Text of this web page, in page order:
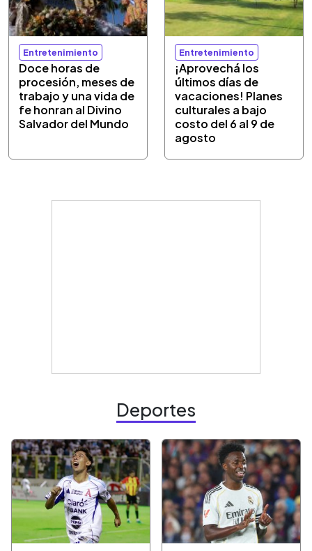
Entretenimiento
Doce horas de
procesión, meses de
trabajo y una vida de
fe honran al Divino
Salvador del Mundo
Entretenimiento
¡Aprovechá los
últimos días de
vacaciones! Planes
culturales a bajo
costo del 6 al 9 de
agosto
Deportes